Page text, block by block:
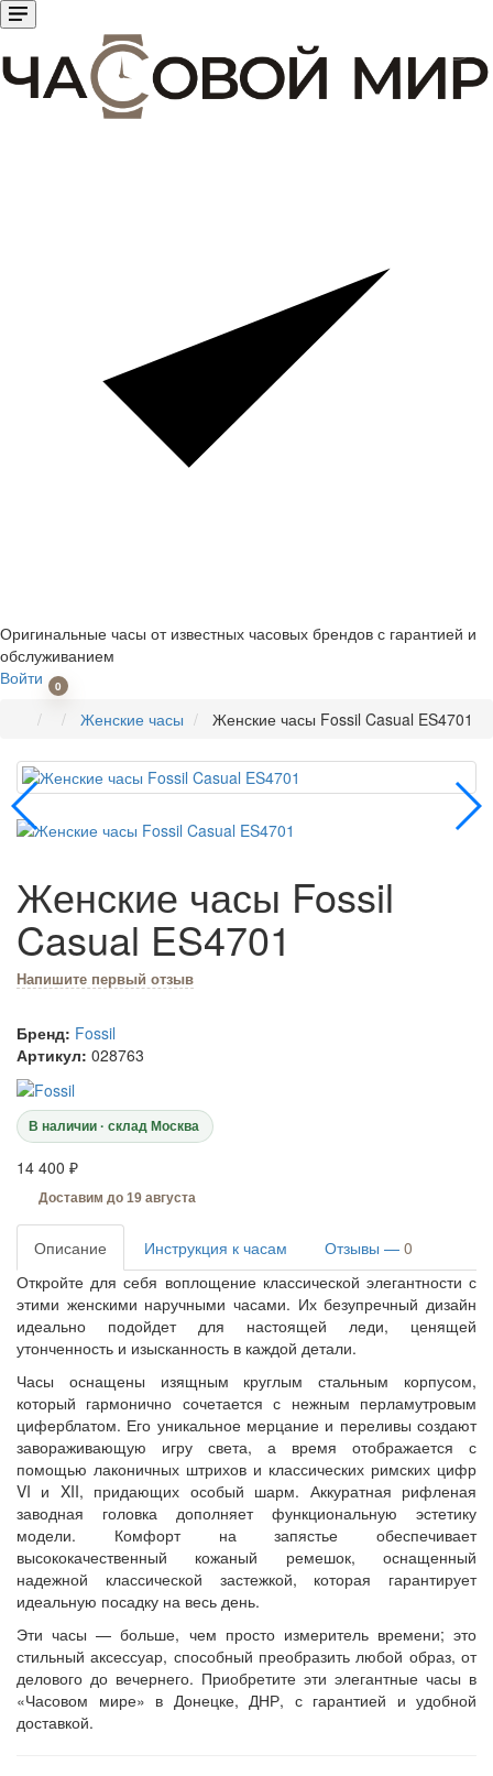
Оригинальные часы от известных часовых брендов с гарантией и
обслуживанием
Войти
0
Женские часы Женские часы Fossil Casual ES4701
Женские часы Fossil
Casual ES4701
Напишите первый отзыв
Бренд: Fossil
Артикул: 028763
В наличии · склад Москва
14 400 ₽
Доставим до 19 августа
Описание Инструкция к часам Отзывы — 0
Откройте для себя воплощение классической элегантности с
этими женскими наручными часами. Их безупречный дизайн
идеально подойдет для настоящей леди, ценящей
утонченность и изысканность в каждой детали.
Часы оснащены изящным круглым стальным корпусом,
который гармонично сочетается с нежным перламутровым
циферблатом. Его уникальное мерцание и переливы создают
завораживающую игру света, а время отображается с
помощью лаконичных штрихов и классических римских цифр
VI и XII, придающих особый шарм. Аккуратная рифленая
заводная головка дополняет функциональную эстетику
модели. Комфорт на запястье обеспечивает
высококачественный кожаный ремешок, оснащенный
надежной классической застежкой, которая гарантирует
идеальную посадку на весь день.
Эти часы — больше, чем просто измеритель времени; это
стильный аксессуар, способный преобразить любой образ, от
делового до вечернего. Приобретите эти элегантные часы в
«Часовом мире» в Донецке, ДНР, с гарантией и удобной
доставкой.